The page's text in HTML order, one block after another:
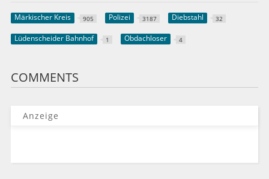
Märkischer Kreis 905 Polizei 3187 Diebstahl 32
Lüdenscheider Bahnhof 1 Obdachloser 4
COMMENTS
Anzeige